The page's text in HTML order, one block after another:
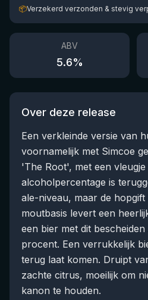
📦Verzekerd verzonden & stevig
ABV
5.6%
Over deze release
Een verkleinde versie van
voornamelijk met Simcoe
'The Root', met een
alcoholpercentage is
ale-niveau, maar de
moutbasis levert een
een bier met dit
procent. Een verrukkelijk
terug laat komen. Druipt
zachte citrus, moeilijk om
kanon te houden.